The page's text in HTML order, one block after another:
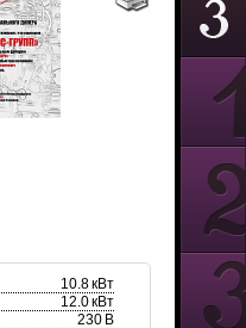
10.8 кВт
12.0 кВт
230 В